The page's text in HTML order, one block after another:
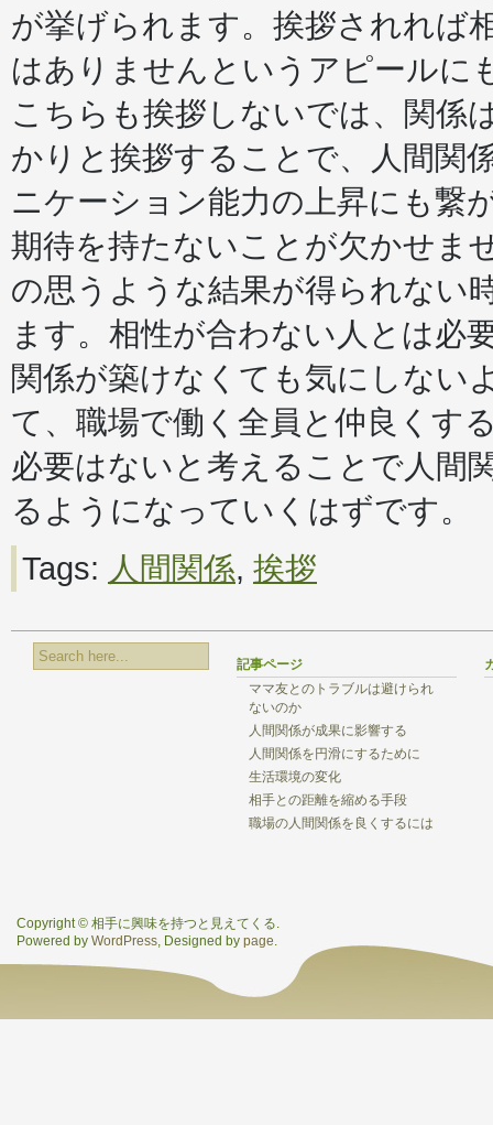
が挙げられます。挨拶されれば
はありませんというアピールに
こちらも挨拶しないでは、関係
かりと挨拶することで、人間関
ニケーション能力の上昇にも繋
期待を持たないことが欠かせま
の思うような結果が得られない
ます。相性が合わない人とは必
関係が築けなくても気にしない
て、職場で働く全員と仲良くす
必要はないと考えることで人間
るようになっていくはずです。
Tags: 人間関係, 挨拶
記事ページ
ママ友とのトラブルは避けられ
ないのか
人間関係が成果に影響する
人間関係を円滑にするために
生活環境の変化
相手との距離を縮める手段
職場の人間関係を良くするには
Copyright © 相手に興味を持つと見えてくる.
Powered by WordPress, Designed by page.